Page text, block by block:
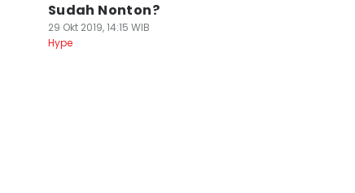
Sudah Nonton?
29 Okt 2019, 14:15 WIB
Hype